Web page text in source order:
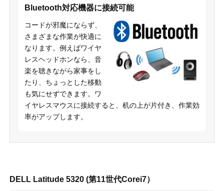
Bluetooth対応機器に接続可能
コードが邪魔にならず、
さまざまな作業が快適に
なります。例えばワイヤ
レスヘッドホンなら、音
楽を聴きながら家事をし
たり、ちょっとした移動
も気にせずできます。ワ
イヤレスマウスに接続すると、机の上が片付き、作業効
率がアップします。
DELL Latitude 5320 (第11世代Corei7）